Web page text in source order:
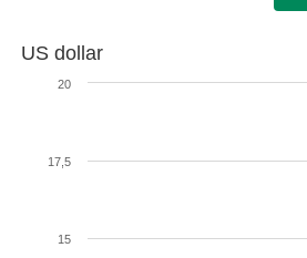
US dollar
20
15
17,5